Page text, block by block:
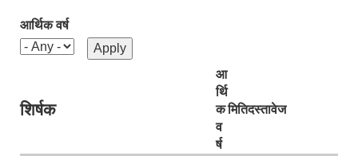
आर्थिक वर्ष
शिर्षक
आ
र्थि
क
व
र्ष
मितिदस्तावेज